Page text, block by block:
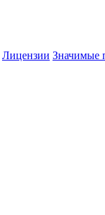
Лицензии Значимые